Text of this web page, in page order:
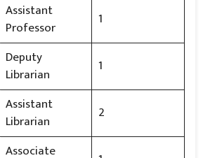
Assistant
Professor
1
Deputy
Librarian
1
Assistant
Librarian
2
Associate